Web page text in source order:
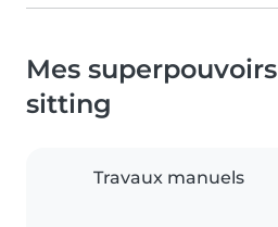
Mes
sitting
Travaux manuels